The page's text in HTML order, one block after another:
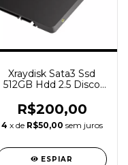
Xraydisk Sata3 Ssd
512GB Hdd 2.5 Disco
interna de estado
sólido
R$200,00
4 x de R$50,00 sem juros
ESPIAR